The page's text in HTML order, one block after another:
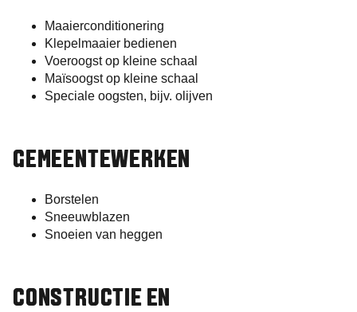
Maaierconditionering
Klepelmaaier bedienen
Voeroogst op kleine schaal
Maïsoogst op kleine schaal
Speciale oogsten, bijv. olijven
GEMEENTEWERKEN
Borstelen
Sneeuwblazen
Snoeien van heggen
CONSTRUCTIE EN